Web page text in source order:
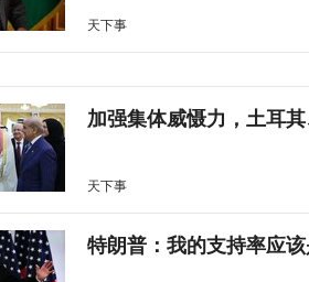
天下事
加强集体威慑力，土耳
天下事
特朗普：我的支持率应